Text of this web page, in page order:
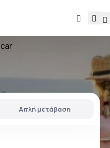
Απλή μετάβαση